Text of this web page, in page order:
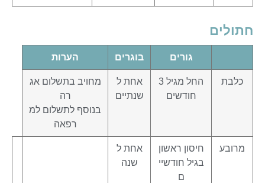
חתולים
גורים בוגרים הערות
כלבת
החל מגיל 3
חודשים
אחת ל
שנתיים
מחויב בתשלום אג
רה
בנוסף לתשלום למ
רפאה
מרובע
חיסון ראשון
בגיל חודשיי
ם
אחת ל
שנה